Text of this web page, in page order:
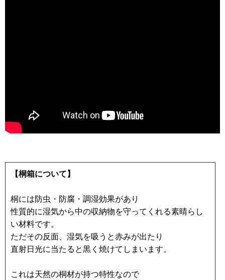
【桐箱について】
桐には防虫・防腐・調湿効果があり
性質的に湿気から中の収納物を守ってくれる素晴らし
い材料です。
ただその反面、湿気を吸うと赤みが出たり
直射日光に当たると黒く焼けてしまいます。
これは天然の桐材が持つ特性なので